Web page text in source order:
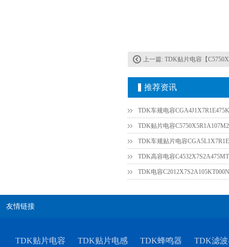
上一篇: TDK贴片电容【
推荐资讯
TDK车规电容
TDK贴片电容
TDK车规贴片电容
TDK高容电容
友情链接
TDK贴片电容 TDK贴片电感 TDK蜂鸣器 TDK滤